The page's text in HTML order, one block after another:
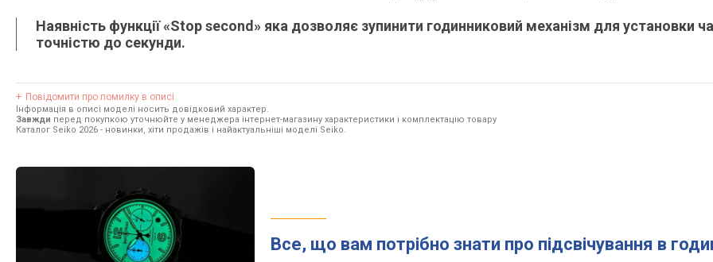
Наявність функції «Stop second» яка дозволяє зупинити годинниковий механізм для установки
точністю до секунди.
Повідомити про помилку в описі
Інформація в описі моделі носить довідковий характер.
Завжди перед покупкою уточнюйте у менеджера інтернет-магазину характеристики і комплектацію товару
Каталог Seiko 2026 - новинки, хіти продажів і найактуальніші моделі Seiko.
Все, що вам потрібно знати про підсвічування в